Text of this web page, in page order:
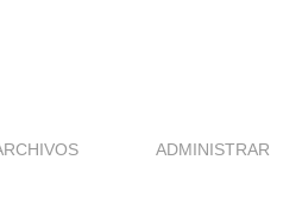
ADMINISTRAR